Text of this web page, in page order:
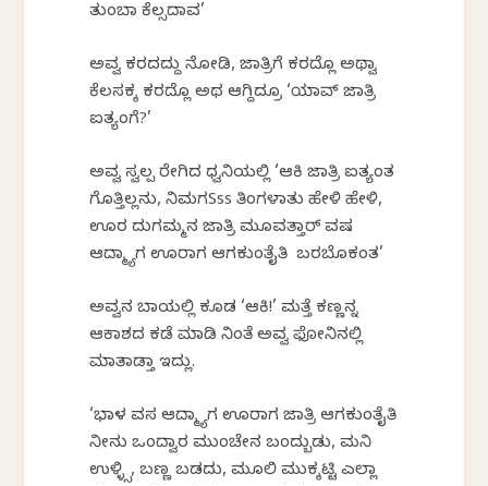
ತುಂಬಾ ಕೆಲ್ಸದಾವ’
ಅವ್ವ ಕರದದ್ದು ನೋಡಿ,‌ ಜಾತ್ರಿಗೆ ಕರದ್ಲೊ ಅಥ್ವಾ
ಕೆಲಸಕ್ಕ ಕರದ್ಲೊ ಅರ್ಥ ಆಗ್ದಿದ್ರೂ ‘ಯಾವ್ ಜಾತ್ರಿ
ಐತ್ಯಂಗೆ?’
ಅವ್ವ ಸ್ವಲ್ಪ ರೇಗಿದ ಧ್ವನಿಯಲ್ಲಿ ‘ಆಕಿ ಜಾತ್ರಿ ಐತ್ಯಂತ
ಗೊತ್ತಿಲ್ಲನು, ನಿಮಗSss ತಿಂಗಳಾತು ಹೇಳಿ ಹೇಳಿ,
ಊರ ದುರ್ಗಮ್ಮನ ಜಾತ್ರಿ ಮೂವತ್ತಾರ್ ವರ್ಷ
ಆದ್ಮ್ಯಾಗ ಊರಾಗ ಆಗಕುಂತೈತಿ ಬರಬೊಕಂತ’
ಅವ್ವನ ಬಾಯಲ್ಲಿ ಕೂಡ ‘ಆಕಿ!’ ಮತ್ತೆ ಕಣ್ಣನ್ನ
ಆಕಾಶದ ಕಡೆ ಮಾಡಿ ನಿಂತೆ ಅವ್ವ ಫೋನಿನಲ್ಲಿ
ಮಾತಾಡ್ತಾ ಇದ್ಲು.
‘ಭಾಳ ವರ್ಸ ಆದ್ಮ್ಯಾಗ ಊರಾಗ ಜಾತ್ರಿ ಆಗಕುಂತೈತಿ
ನೀನು ಒಂದ್ವಾರ ಮುಂಚೇನ ಬಂದ್ಬುಡು, ಮನಿ
ಉಳ್ಳ್ಸಿ, ಬಣ್ಣ ಬಡದು, ಮೂಲಿ ಮುಕ್ಕಟ್ಟಿ ಎಲ್ಲಾ